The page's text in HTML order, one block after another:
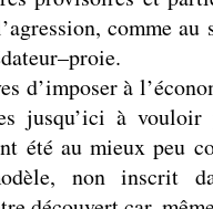
comme
d’imposer à
jusqu’ici à
été au mieux peu
non inscrit